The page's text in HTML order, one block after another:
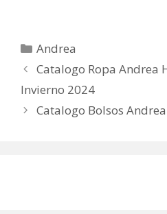
Categorías
Andrea
Catalogo Ropa Andrea
Invierno 2024
Catalogo Bolsos